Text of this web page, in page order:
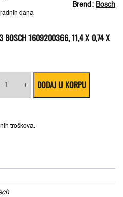
Brend: Bosch
dana
BOSCH 1609200366, 11,4 X 0,74 X
troškova.
+ DODAJ U KORPU